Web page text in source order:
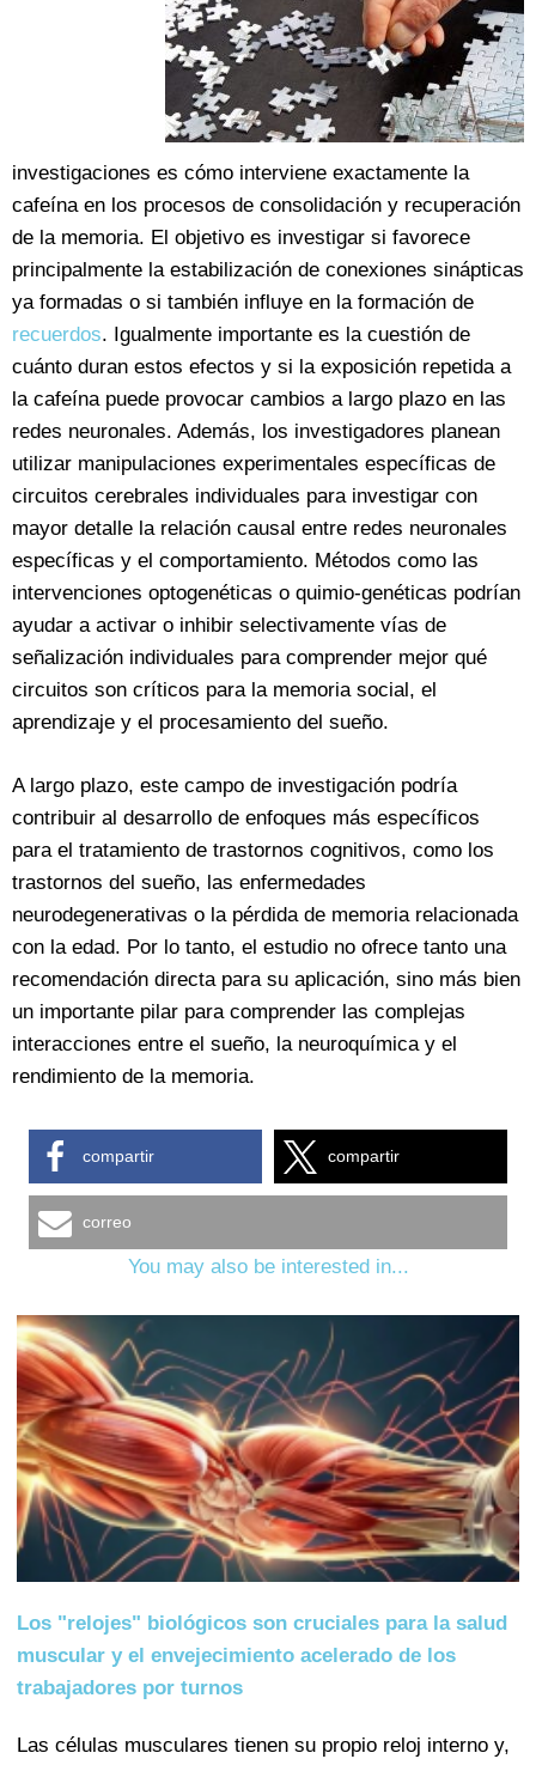
investigaciones es cómo interviene exactamente la
cafeína en los procesos de consolidación y recuperación
de la memoria. El objetivo es investigar si favorece
principalmente la estabilización de conexiones sinápticas
ya formadas o si también influye en la formación de
recuerdos. Igualmente importante es la cuestión de
cuánto duran estos efectos y si la exposición repetida a
la cafeína puede provocar cambios a largo plazo en las
redes neuronales. Además, los investigadores planean
utilizar manipulaciones experimentales específicas de
circuitos cerebrales individuales para investigar con
mayor detalle la relación causal entre redes neuronales
específicas y el comportamiento. Métodos como las
intervenciones optogenéticas o quimio-genéticas podrían
ayudar a activar o inhibir selectivamente vías de
señalización individuales para comprender mejor qué
circuitos son críticos para la memoria social, el
aprendizaje y el procesamiento del sueño.
A largo plazo, este campo de investigación podría
contribuir al desarrollo de enfoques más específicos
para el tratamiento de trastornos cognitivos, como los
trastornos del sueño, las enfermedades
neurodegenerativas o la pérdida de memoria relacionada
con la edad. Por lo tanto, el estudio no ofrece tanto una
recomendación directa para su aplicación, sino más bien
un importante pilar para comprender las complejas
interacciones entre el sueño, la neuroquímica y el
rendimiento de la memoria.
compartir compartir
correo
You may also be interested in...
Los "relojes" biológicos son cruciales para la salud
muscular y el envejecimiento acelerado de los
trabajadores por turnos
Las células musculares tienen su propio reloj interno y,